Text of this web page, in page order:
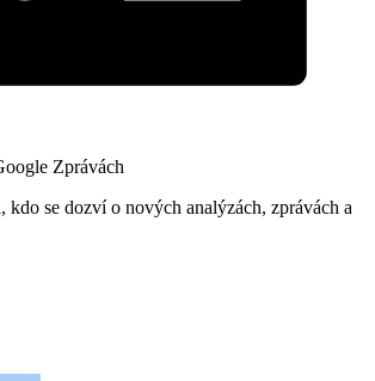
Zprávách
se dozví o nových analýzách, zprávách a